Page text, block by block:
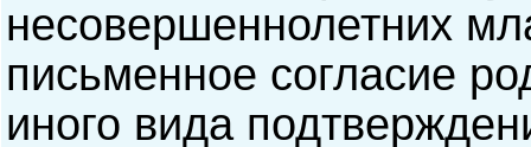
несовершеннолетних
письменное согласие
иного вида